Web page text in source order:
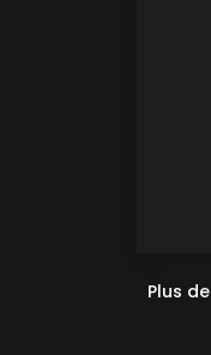
Plus de